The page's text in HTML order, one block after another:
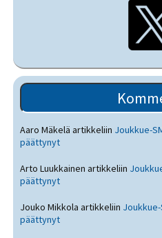
Aaro Mäkelä artikkeliin Joukkue-
päättynyt
Arto Luukkainen artikkeliin
päättynyt
Jouko Mikkola artikkeliin
päättynyt